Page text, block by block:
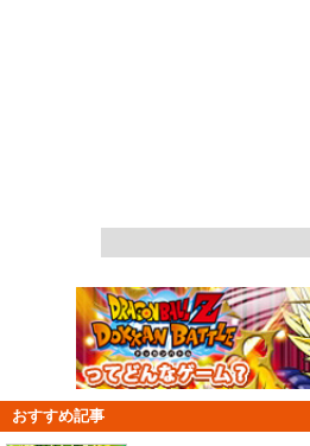
おすすめ記事